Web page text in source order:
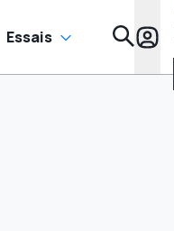
Essais